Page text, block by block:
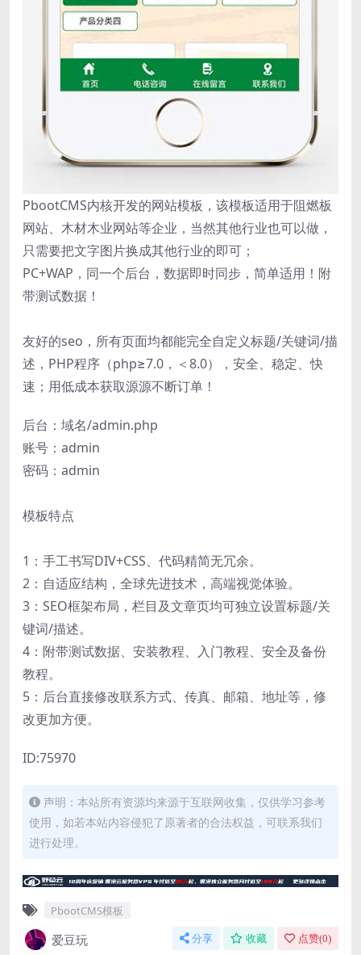
PbootCMS内核开发的网站模板，该模板适用于阻燃板
网站、木材木业网站等企业，当然其他行业也可以做，
只需要把文字图片换成其他行业的即可；
PC+WAP，同一个后台，数据即时同步，简单适用！附
带测试数据！
友好的seo，所有页面均都能完全自定义标题/关键词/描
述，PHP程序（php≥7.0，＜8.0），安全、稳定、快
速；用低成本获取源源不断订单！
后台：域名/admin.php
账号：admin
密码：admin
模板特点
1：手工书写DIV+CSS、代码精简无冗余。
2：自适应结构，全球先进技术，高端视觉体验。
3：SEO框架布局，栏目及文章页均可独立设置标题/关
键词/描述。
4：附带测试数据、安装教程、入门教程、安全及备份
教程。
5：后台直接修改联系方式、传真、邮箱、地址等，修
改更加方便。
ID:75970
声明：本站所有资源均来源于互联网收集，仅供学习参考
使用，如若本站内容侵犯了原著者的合法权益，可联系我们
进行处理。
PbootCMS模板
爱豆玩 分享 收藏 点赞(0)